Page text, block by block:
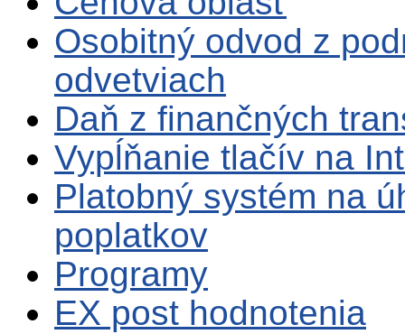
Osobitný odvod z
odvetviach
Daň z finančných
Vypĺňanie tlačív na
Platobný systém na
poplatkov
Programy
EX post hodnotenia